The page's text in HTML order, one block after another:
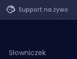
Support na żywo
Słowniczek